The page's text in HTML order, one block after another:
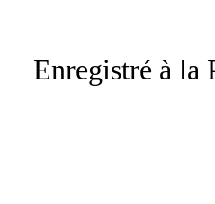
Enregistré à la